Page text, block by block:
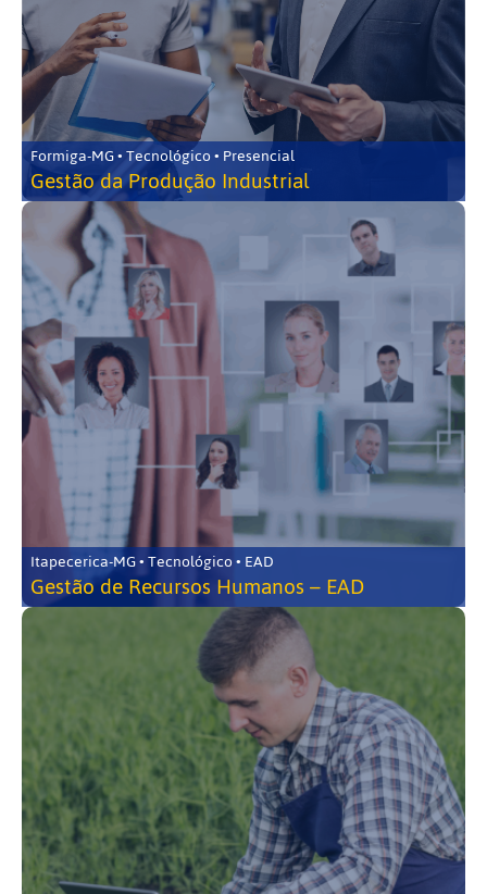
Formiga-MG • Tecnológico • Presencial
Gestão da Produção Industrial
Itapecerica-MG • Tecnológico • EAD
Gestão de Recursos Humanos – EAD